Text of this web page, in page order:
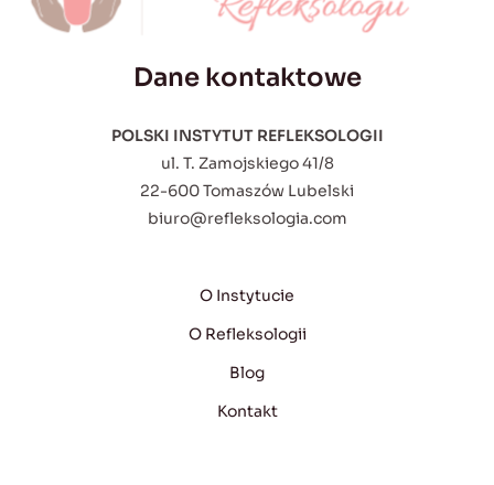
Dane kontaktowe
POLSKI INSTYTUT REFLEKSOLOGII
ul. T. Zamojskiego 41/8
22-600 Tomaszów Lubelski
biuro@refleksologia.com
O Instytucie
O Refleksologii
Blog
Kontakt